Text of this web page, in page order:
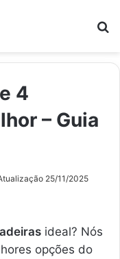
4
– Guia
25/11/2025
ideal? Nós
opções do